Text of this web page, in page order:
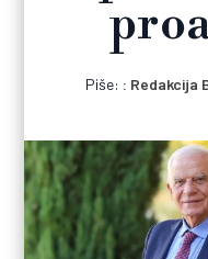
Piše: Redakcija